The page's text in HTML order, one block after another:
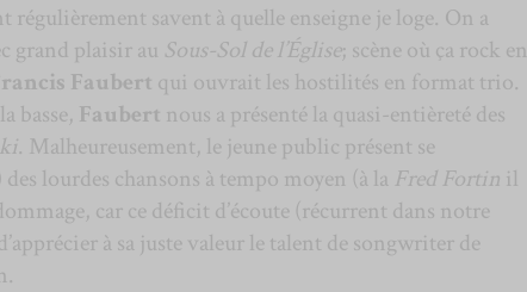
savent à quelle enseigne je loge. On a
grand plaisir au Sous-Sol de l’Église; scène où ça rock en
Faubert qui ouvrait les hostilités en format trio.
basse, Faubert nous a présenté la quasi-entièreté des
. Malheureusement, le jeune public présent se
lourdes chansons à tempo moyen (à la Fred Fortin il
car ce déficit d’écoute (récurrent dans notre
à sa juste valeur le talent de songwriter de